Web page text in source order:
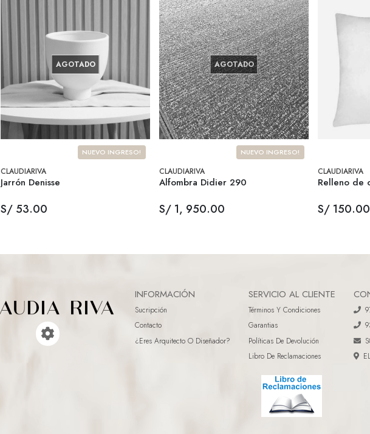
AGOTADO
NUEVO INGRESO!
CLAUDIARIVA
Jarrón Denisse
S/ 53.00
AGOTADO
NUEVO INGRESO!
CLAUDIARIVA
Alfombra Didier 290
S/ 1, 950.00
CLAUDIARIVA
Relleno de
S/ 150.00
INFORMACIÓN
Sucripción
Contacto
¿eres Arquitecto O Diseñador?
SERVICIO AL CLIENTE
Términos Y Condiciones
Garantias
Políticas De Devolución
Libro De Reclamaciones